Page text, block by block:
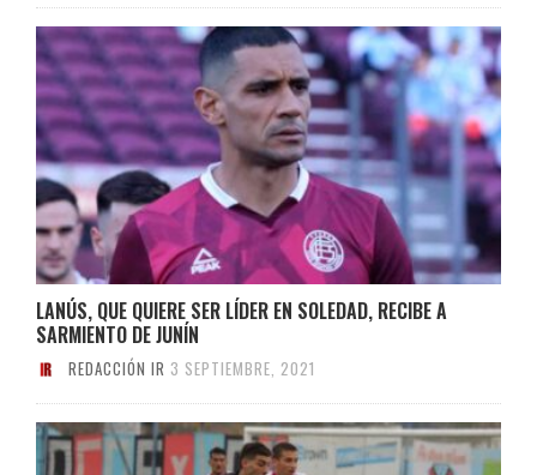
LANÚS, QUE QUIERE SER LÍDER EN SOLEDAD, RECIBE A
SARMIENTO DE JUNÍN
REDACCIÓN IR 3 SEPTIEMBRE, 2021